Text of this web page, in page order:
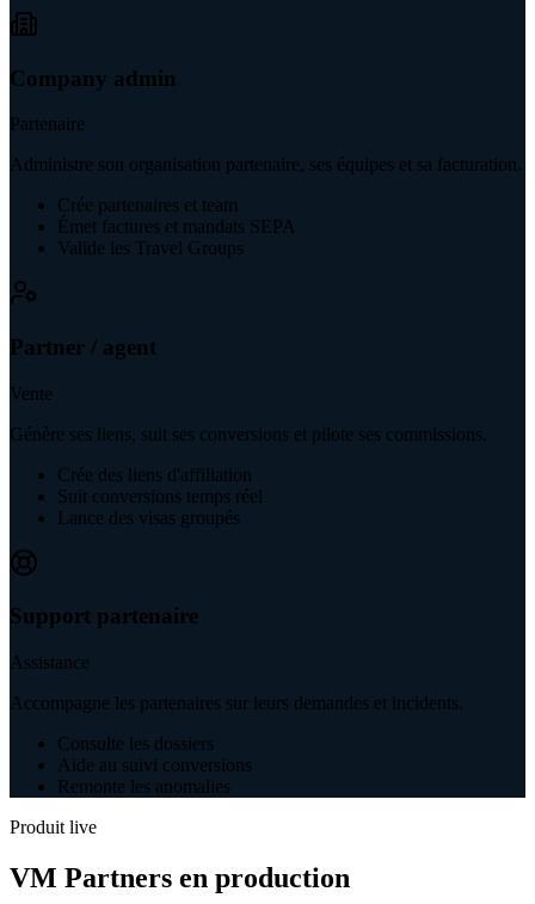
Company admin
Partenaire
Administre son organisation partenaire, ses équipes et sa facturation.
Crée partenaires et team
Émet factures et mandats SEPA
Valide les Travel Groups
Partner / agent
Vente
Génère ses liens, suit ses conversions et pilote ses commissions.
Crée des liens d'affiliation
Suit conversions temps réel
Lance des visas groupés
Support partenaire
Assistance
Accompagne les partenaires sur leurs demandes et incidents.
Consulte les dossiers
Aide au suivi conversions
Remonte les anomalies
Produit live
VM Partners en production